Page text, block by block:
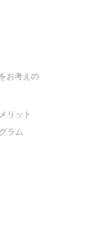
お考えの
リット
ラム